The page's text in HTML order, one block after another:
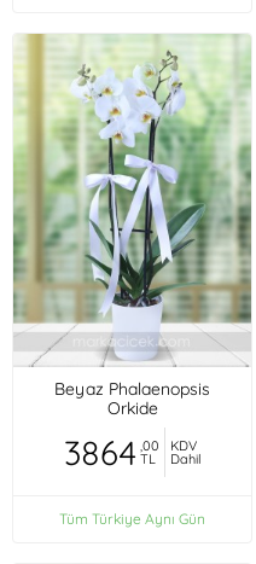
Beyaz Phalaenopsis
Orkide
3864 ,00
TL
KDV
Dahil
Tüm Türkiye Aynı Gün